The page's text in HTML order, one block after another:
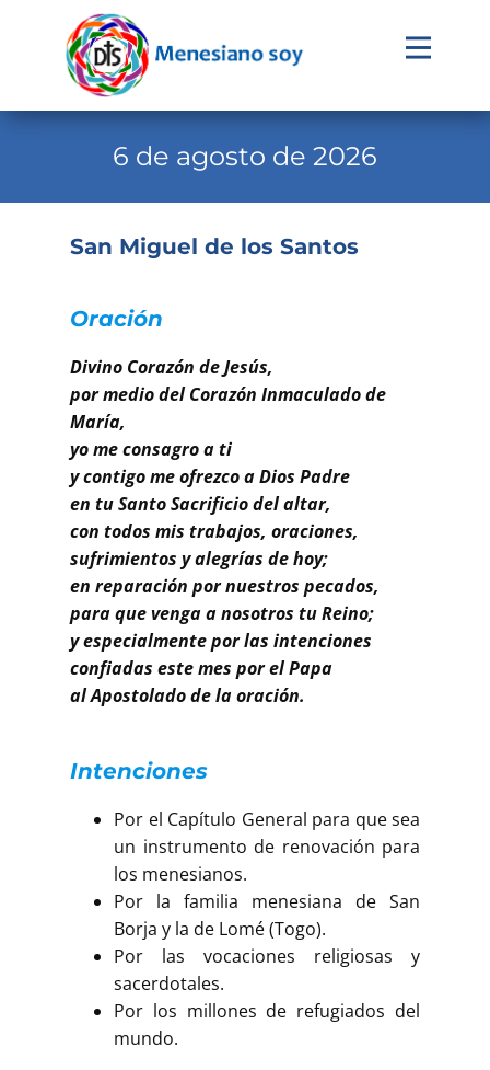
Evangelio
Familia Menesiana
Pastoral Vocacional
Recursos
Contacto
Buscar
6 de agosto de 2026
San Miguel de los Santos
Oración
Divino Corazón de Jesús,
por medio del Corazón Inmaculado de
María,
yo me consagro a ti
y contigo me ofrezco a Dios Padre
en tu Santo Sacrificio del altar,
con todos mis trabajos, oraciones,
sufrimientos y alegrías de hoy;
en reparación por nuestros pecados,
para que venga a nosotros tu Reino;
y especialmente por las intenciones
confiadas este mes por el Papa
al Apostolado de la oración.
Intenciones
Por el Capítulo General para que sea
un instrumento de renovación para
los menesianos.
Por la familia menesiana de San
Borja y la de Lomé (Togo).
Por las vocaciones religiosas y
sacerdotales.
Por los millones de refugiados del
mundo.